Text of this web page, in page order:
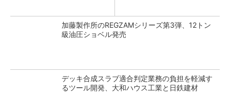
加藤製作所のREGZAMシリーズ第3弾、12トン
級油圧ショベル発売
デッキ合成スラブ適合判定業務の負担を軽減す
るツール開発、大和ハウス工業と日鉄建材